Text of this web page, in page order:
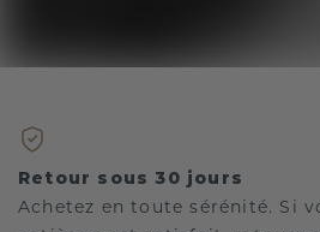
Retour sous 30 jours
Achetez en toute sérénité. Si